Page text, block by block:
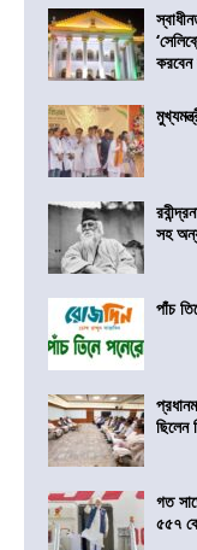
করবেন
সহ
পাঁচ
ছিলেন
গত
৫৫৭